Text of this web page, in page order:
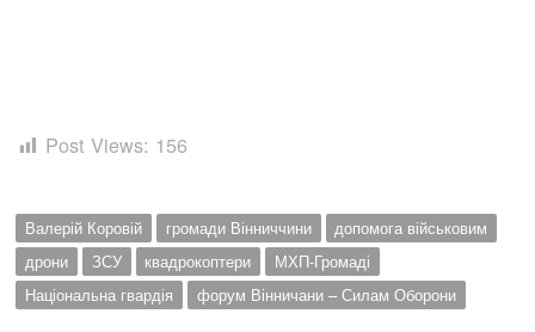
Post Views: 156
Валерій Коровій громади Вінниччини
допомога військовим
дрони
ЗСУ квадрокоптери
МХП-Громаді
Національна гвардія
форум Вінничани – Силам Оборони